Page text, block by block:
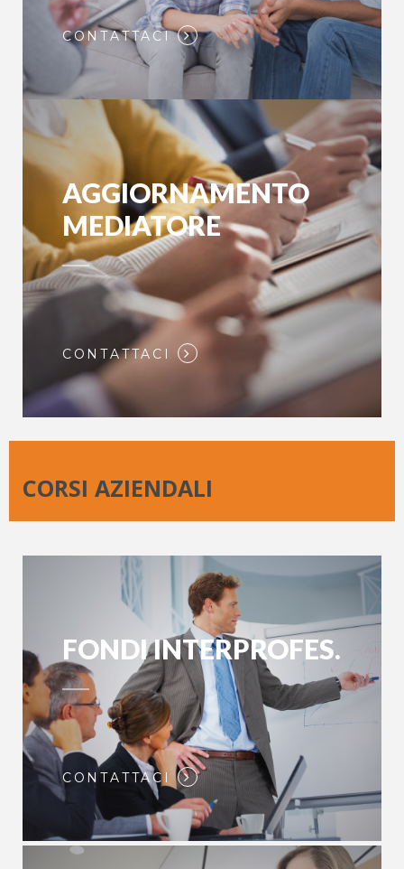
CONTATTACI
AGGIORNAMENTO
MEDIATORE
CONTATTACI
CORSI AZIENDALI
FONDI INTERPROFES.
CONTATTACI